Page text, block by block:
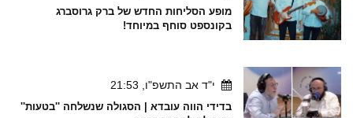
מופע הסליחות החדש של ברק גרוסברג
בקונספט סוחף במיוחד!
י"ד אב התשפ"ו, 21:53
בדידי הווה עובדא | הסגולה שנשלחה ''בטעות''